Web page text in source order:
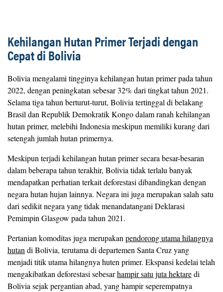
Kehilangan Hutan Primer Terjadi dengan
Cepat di Bolivia
Bolivia mengalami tingginya kehilangan hutan primer pada tahun
2022, dengan peningkatan sebesar 32% dari tingkat tahun 2021.
Selama tiga tahun berturut-turut, Bolivia tertinggal di belakang
Brasil dan Republik Demokratik Kongo dalam ranah kehilangan
hutan primer, melebihi Indonesia meskipun memiliki kurang dari
setengah jumlah hutan primernya.
Meskipun terjadi kehilangan hutan primer secara besar-besaran
dalam beberapa tahun terakhir, Bolivia tidak terlalu banyak
mendapatkan perhatian terkait deforestasi dibandingkan dengan
negara hutan hujan lainnya. Negara ini juga merupakan salah satu
dari sedikit negara yang tidak menandatangani Deklarasi
Pemimpin Glasgow pada tahun 2021.
Pertanian komoditas juga merupakan pendorong utama hilangnya
hutan di Bolivia, terutama di departemen Santa Cruz yang
menjadi titik utama hilangnya huten primer. Ekspansi kedelai telah
mengakibatkan deforestasi sebesarhampir satu juta hektaredi
Bolivia sejak pergantian abad, yang hampir seperempatnya